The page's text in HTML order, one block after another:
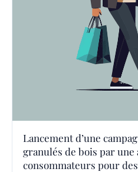
Lancement d’une
granulés de bois par une
consommateurs pour